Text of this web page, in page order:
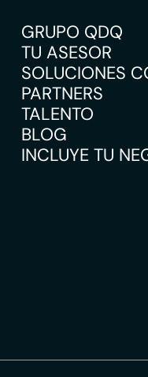
GRUPO QDQ
TU ASESOR
SOLUCIONES
PARTNERS
TALENTO
BLOG
INCLUYE TU